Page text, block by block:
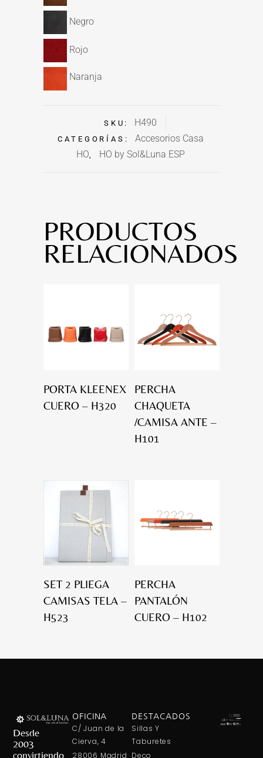
Negro
Rojo
Naranja
SKU: H490
CATEGORÍAS:
Accesorios Casa
HO, HO by Sol&Luna ESP
PRODUCTOS
RELACIONADOS
PORTA KLEENEX
CUERO – H320
PERCHA
CHAQUETA
/CAMISA ANTE –
H101
SET 2 PLIEGA
CAMISAS TELA –
H523
PERCHA
PANTALÓN
CUERO – H102
Desde
2003
convirtiendo
OFICINA
C/ Juan de la
Cierva, 4
28006 Madrid
DESTACADOS
Sillas Y
Taburetes
Deco